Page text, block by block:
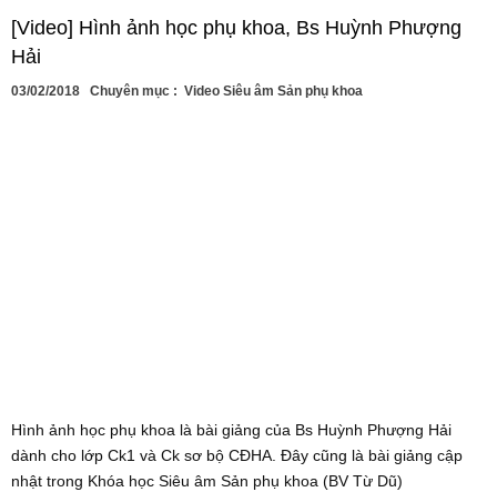
[Video] Hình ảnh học phụ khoa, Bs Huỳnh Phượng
Hải
03/02/2018 Chuyên mục : Video Siêu âm Sản phụ khoa
Hình ảnh học phụ khoa là bài giảng của Bs Huỳnh Phượng Hải
dành cho lớp Ck1 và Ck sơ bộ CĐHA. Đây cũng là bài giảng cập
nhật trong Khóa học Siêu âm Sản phụ khoa (BV Từ Dũ)